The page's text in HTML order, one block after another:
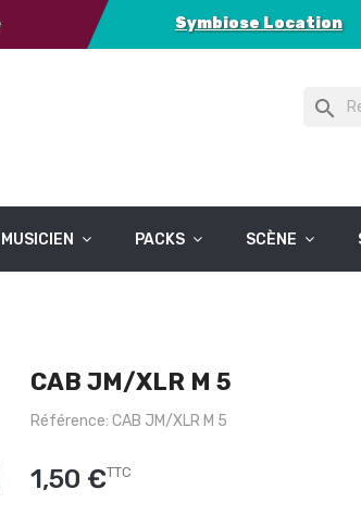
Symbiose Location
search
MUSICIEN PACKS SCÈNE
CAB JM/XLR M 5
Référence: CAB JM/XLR M 5
1,50 €TTC